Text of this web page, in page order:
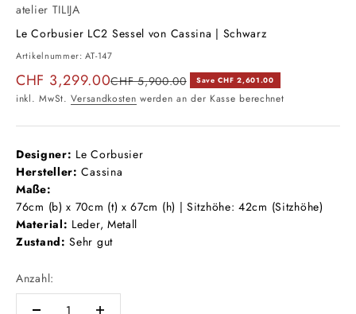
atelier TILIJA
Le Corbusier LC2 Sessel von Cassina | Schwarz
Artikelnummer: AT-147
Angebot
CHF 3,299.00Regulärer Preis
CHF 5,900.00 Save CHF 2,601.00
inkl. MwSt.Versandkosten werden an der Kasse berechnet
Designer: Le Corbusier
Hersteller: Cassina
Maße:
76cm (b) x 70cm (t) x 67cm (h) | Sitzhöhe: 42cm (Sitzhöhe)
Material: Leder, Metall
Zustand:Sehr gut
Anzahl: